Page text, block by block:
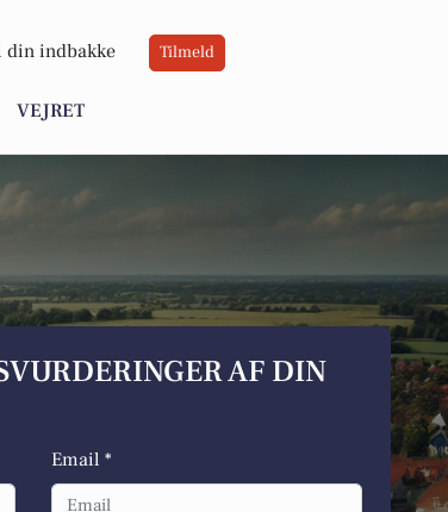
din indbakke Tilmeld
VEJRET
AF DIN
Email *